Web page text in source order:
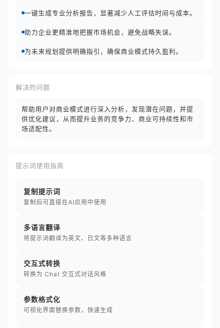
一键生成专业分析报告，显著减少人工评估时间与成本。
助力企业更精准地把握市场机会，避免战略失误。
为未来规划提供明确指引，确保商业模式持久盈利。
解决的问题
帮助用户对商业模式进行深入分析，发现潜在问题，并提
供优化建议，从而提升业务的竞争力、商业可持续性和市
场适配性。
提示词使用指南
复制提示词
复制后可直接在AI应用中使用
多语言翻译
将提示词翻译为英文、日文等多种语言
交互式转换
转换为 Chat 交互式对话风格
参数格式化
可视化界面替换参数，快速生成